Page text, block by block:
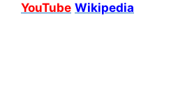
YouTube Wikipedia